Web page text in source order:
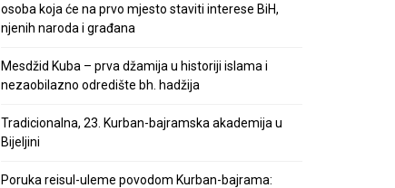
osoba koja će na prvo mjesto staviti interese BiH,
njenih naroda i građana
Mesdžid Kuba – prva džamija u historiji islama i
nezaobilazno odredište bh. hadžija
Tradicionalna, 23. Kurban-bajramska akademija u
Bijeljini
Poruka reisul-uleme povodom Kurban-bajrama: